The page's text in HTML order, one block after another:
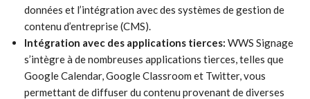
données et l’intégration avec des systèmes de gestion de
contenu d’entreprise (CMS).
Intégration avec des applications tierces: WWS Signage
s’intègre à de nombreuses applications tierces, telles que
Google Calendar, Google Classroom et Twitter, vous
permettant de diffuser du contenu provenant de diverses